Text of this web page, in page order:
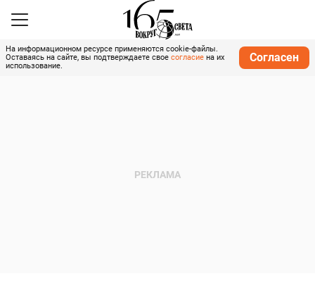
На информационном ресурсе применяются cookie-файлы.
Оставаясь на сайте, вы подтверждаете свое согласие на их
использование.
Согласен